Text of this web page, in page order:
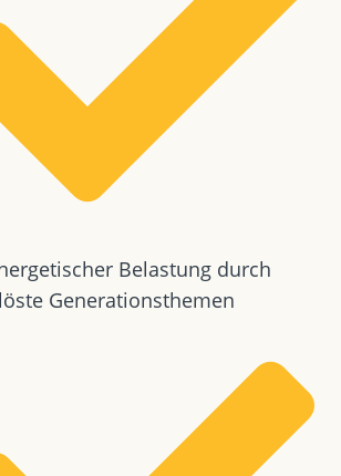
Belastung durch
Generationsthemen